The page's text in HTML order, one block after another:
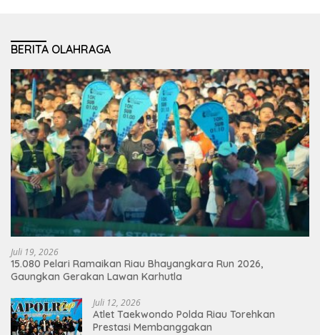
BERITA OLAHRAGA
Juli 19, 2026
15.080 Pelari Ramaikan Riau Bhayangkara Run 2026,
Gaungkan Gerakan Lawan Karhutla
Juli 12, 2026
Atlet Taekwondo Polda Riau Torehkan
Prestasi Membanggakan